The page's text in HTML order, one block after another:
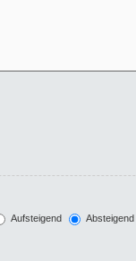
Aufsteigend Absteigend